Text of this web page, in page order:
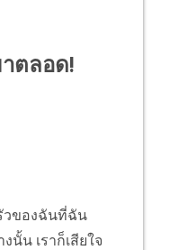
ตลอด!
วของฉันที่ฉัน
น เราก็เสียใจ